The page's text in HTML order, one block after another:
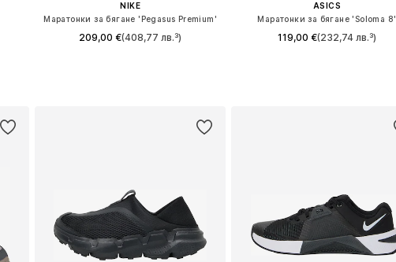
NIKE
Маратонки за бягане 'Pegasus Premium'
209,00 €(408,77 лв.³)
ASICS
Маратонки за бягане 'Soloma 8'
119,00 €(232,74 лв.³)